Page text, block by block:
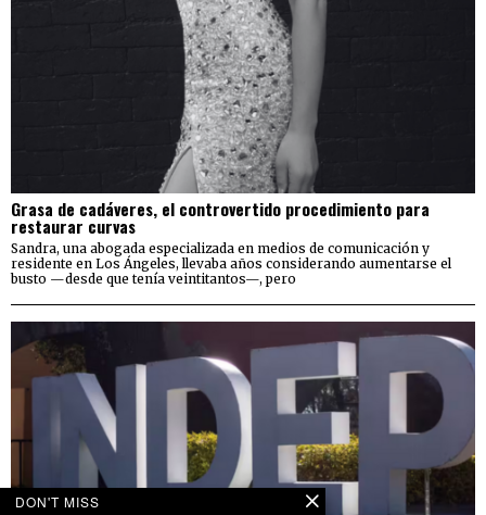
Grasa de cadáveres, el controvertido procedimiento para
restaurar curvas
Sandra, una abogada especializada en medios de comunicación y
residente en Los Ángeles, llevaba años considerando aumentarse el
busto —desde que tenía veintitantos—, pero
DON'T MISS